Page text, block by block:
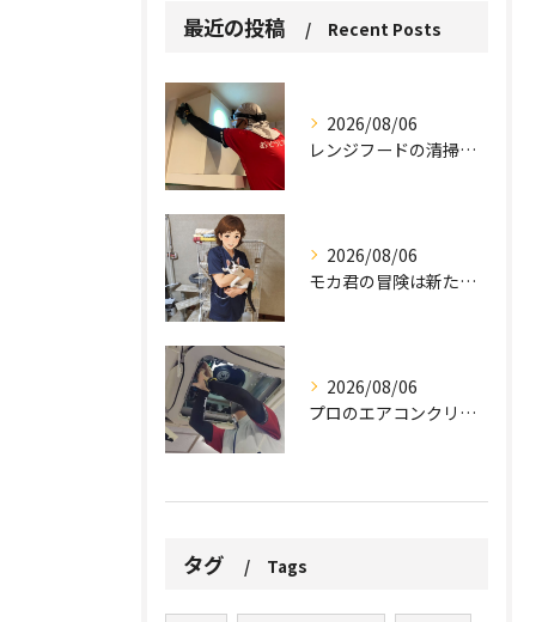
最近の投稿 Recent Posts
2026/08/06
レンジフードの清掃、忘れていませんか？
2026/08/06
モカ君の冒険は新たな幕を開けました。
2026/08/06
プロのエアコンクリーニングは、店舗やオフィスにおいて多くのメ...
タグ Tags